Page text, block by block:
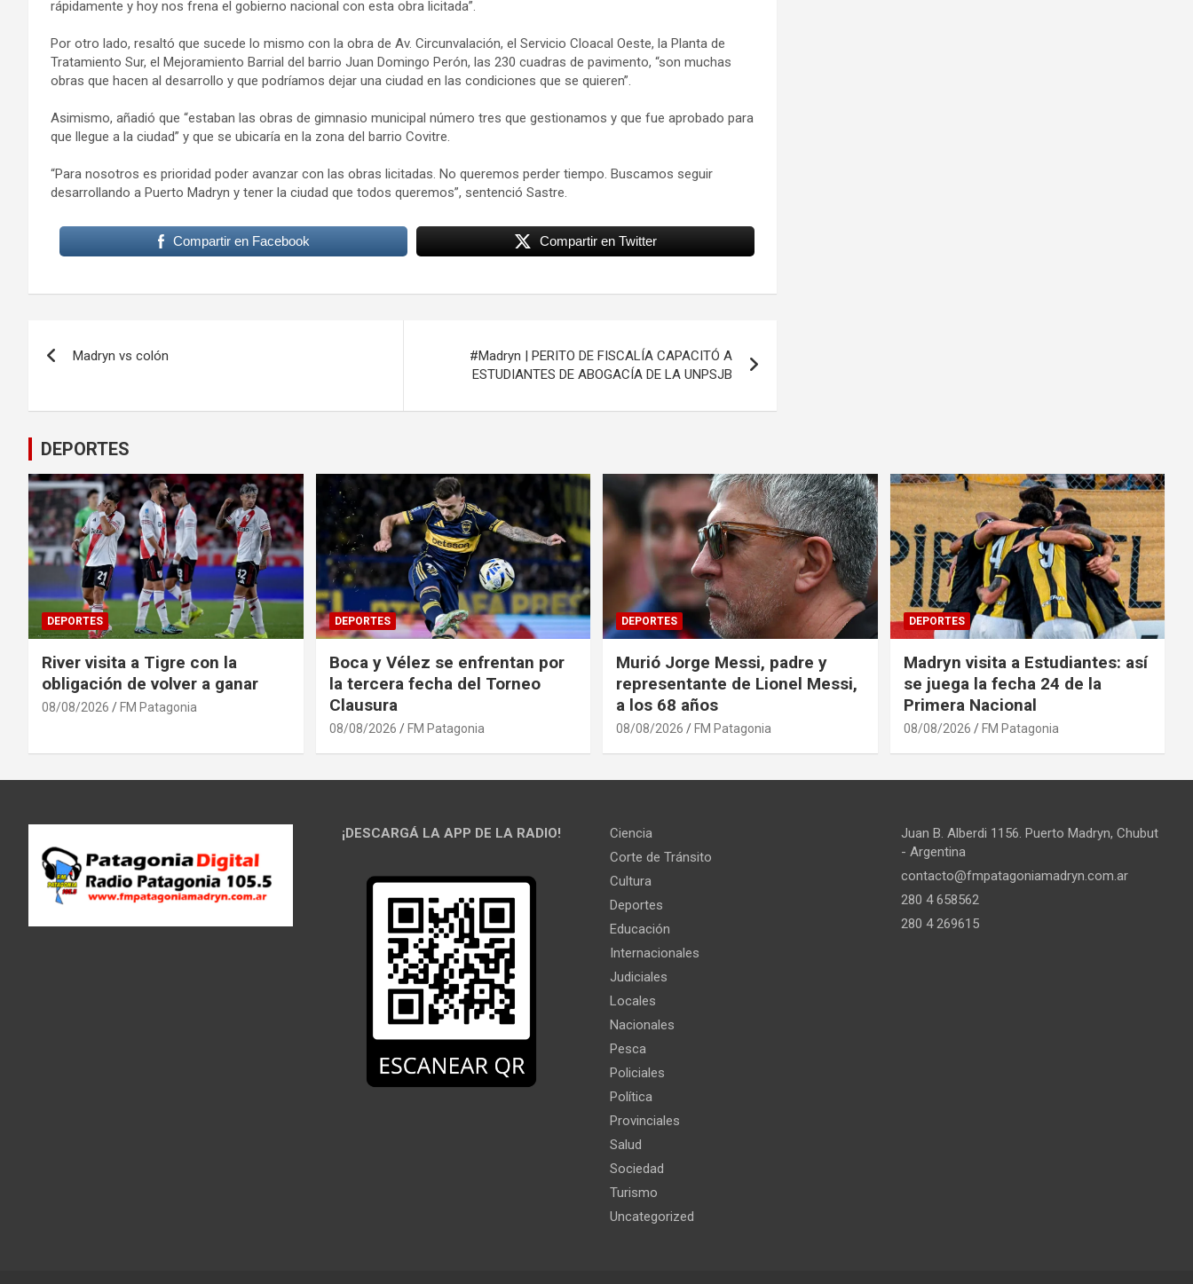
rápidamente y hoy nos frena el gobierno nacional con esta obra licitada”.
Por otro lado, resaltó que sucede lo mismo con la obra de Av. Circunvalación, el Servicio Cloacal Oeste, la Planta de
Tratamiento Sur, el Mejoramiento Barrial del barrio Juan Domingo Perón, las 230 cuadras de pavimento, “son muchas
obras que hacen al desarrollo y que podríamos dejar una ciudad en las condiciones que se quieren”.
Asimismo, añadió que “estaban las obras de gimnasio municipal número tres que gestionamos y que fue aprobado para
que llegue a la ciudad” y que se ubicaría en la zona del barrio Covitre.
“Para nosotros es prioridad poder avanzar con las obras licitadas. No queremos perder tiempo. Buscamos seguir
desarrollando a Puerto Madryn y tener la ciudad que todos queremos”, sentenció Sastre.
Compartir en Facebook Compartir en Twitter
entradas
Madryn vs colón
#Madryn | PERITO DE FISCALÍA CAPACITÓ A
ESTUDIANTES DE ABOGACÍA DE LA UNPSJB
DEPORTES
DEPORTES
River visita a Tigre con la
obligación de volver a ganar
08/08/2026 FM Patagonia
DEPORTES
Boca y Vélez se enfrentan por
la tercera fecha del Torneo
Clausura
08/08/2026 FM Patagonia
DEPORTES
Murió Jorge Messi, padre y
representante de Lionel Messi,
a los 68 años
08/08/2026 FM Patagonia
DEPORTES
Madryn visita a Estudiantes: así
se juega la fecha 24 de la
Primera Nacional
08/08/2026 FM Patagonia
¡DESCARGÁ LA APP DE LA RADIO!
Ciencia
Corte de Tránsito
Cultura
Deportes
Educación
Internacionales
Judiciales
Locales
Nacionales
Pesca
Policiales
Política
Provinciales
Salud
Sociedad
Turismo
Uncategorized
Juan B. Alberdi 1156. Puerto Madryn, Chubut
- Argentina
contacto@fmpatagoniamadryn.com.ar
280 4 658562
280 4 269615